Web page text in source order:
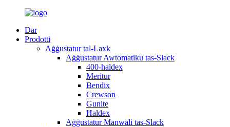
Dar
Prodotti
Aġġustatur tal-Laxk
Aġġustatur Awtomatiku tas-Slack
400-haldex
Meritur
Bendix
Crewson
Gunite
Ħaldex
Aġġustatur Manwali tas-Slack